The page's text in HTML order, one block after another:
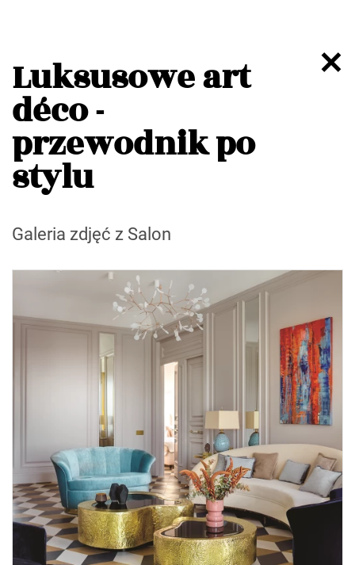
Luksusowe art
déco -
przewodnik po
stylu
Galeria zdjęć z Salon